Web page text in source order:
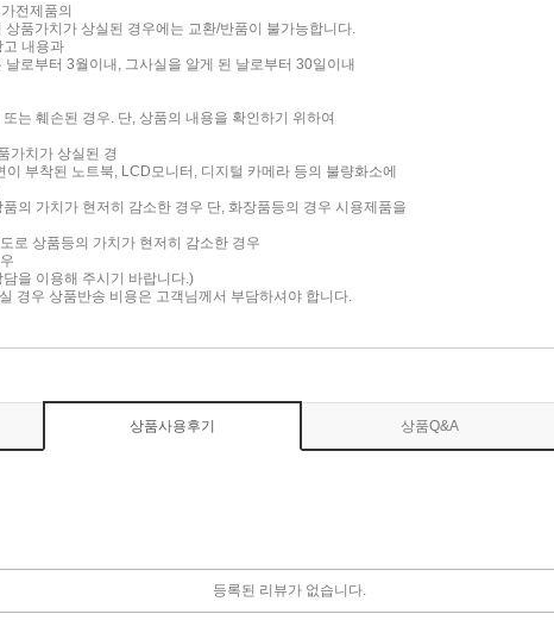
전제품의
품가치가 상실된 경우에는 교환/반품이 불가능합니다.
내용과
로부터 3월이내, 그사실을 알게 된 날로부터 30일이내
는 훼손된 경우. 단, 상품의 내용을 확인하기 위하여
가치가 상실된 경
부착된 노트북, LCD모니터, 디지털 카메라 등의 불량화소에
의 가치가 현저히 감소한 경우 단, 화장품등의 경우 시용제품을
로 상품등의 가치가 현저히 감소한 경우
을 이용해 주시기 바랍니다.)
경우 상품반송 비용은 고객님께서 부담하셔야 합니다.
상품사용후기 상품Q&A
등록된 리뷰가 없습니다.